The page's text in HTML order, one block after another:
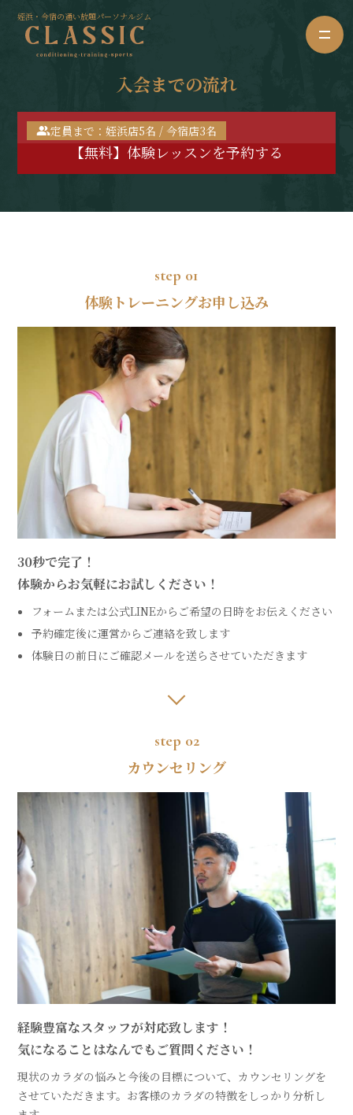
姪浜・今宿の通い放題パーソナルジム
入会までの流れ
定員まで：姪浜店5名 / 今宿店3名
【無料】体験レッスンを予約する
step 01
体験トレーニングお申し込み
30秒で完了！
体験からお気軽にお試しください！
フォームまたは公式LINEからご希望の日時をお伝えください
予約確定後に運営からご連絡を致します
体験日の前日にご確認メールを送らさせていただきます
step 02
カウンセリング
経験豊富なスタッフが対応致します！
気になることはなんでもご質問ください！
現状のカラダの悩みと今後の目標について、カウンセリングを
させていただきます。お客様のカラダの特徴をしっかり分析し